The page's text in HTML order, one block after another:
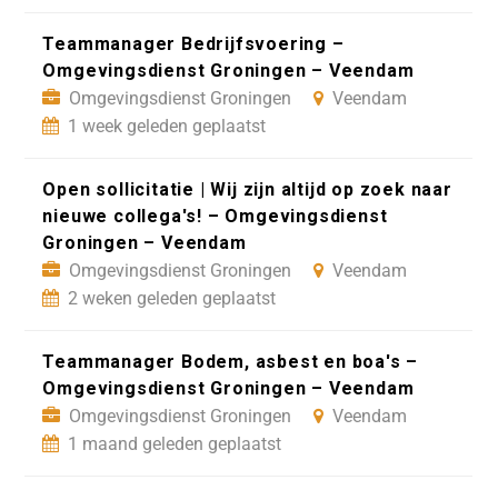
Teammanager Bedrijfsvoering –
Omgevingsdienst Groningen – Veendam
Omgevingsdienst Groningen
Veendam
1 week geleden geplaatst
Open sollicitatie | Wij zijn altijd op zoek naar
nieuwe collega's! – Omgevingsdienst
Groningen – Veendam
Omgevingsdienst Groningen
Veendam
2 weken geleden geplaatst
Teammanager Bodem, asbest en boa's –
Omgevingsdienst Groningen – Veendam
Omgevingsdienst Groningen
Veendam
1 maand geleden geplaatst